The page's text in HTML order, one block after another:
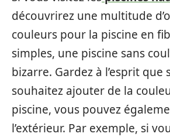
découvrirez une multitude
couleurs pour la piscine en
simples, une piscine sans
bizarre. Gardez à l’esprit que
souhaitez ajouter de la
piscine, vous pouvez
l’extérieur. Par exemple, si